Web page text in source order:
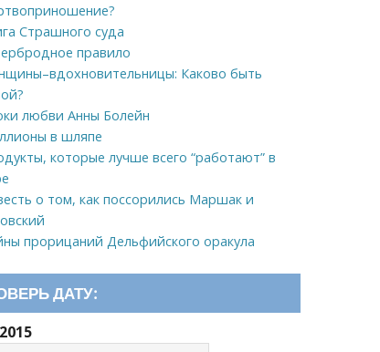
Страшного суда
правило
Каково быть
любви Анны Болейн
в шляпе
которые лучше всего “работают” в
о том, как поссорились Маршак и
прорицаний Дельфийского оракула
ДАТУ: